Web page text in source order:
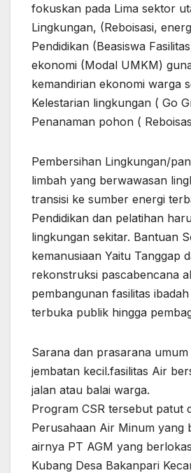
fokuskan pada Lima sektor
Lingkungan, (Reboisasi,
Pendidikan (Beasiswa
ekonomi (Modal UMKM)
kemandirian ekonomi warga
Kelestarian lingkungan ( Go
Penanaman pohon (
Pembersihan Lingkungan/
limbah yang berwawasan
transisi ke sumber energi
Pendidikan dan pelatihan
lingkungan sekitar. Bantuan
kemanusiaan Yaitu Tanggap
rekonstruksi pascabencana
pembangunan fasilitas
terbuka publik hingga
Sarana dan prasarana
jembatan kecil.fasilitas Air
jalan atau balai warga.
Program CSR tersebut patut
Perusahaan Air Minum yang
airnya PT AGM yang
Kubang Desa Bakanpari